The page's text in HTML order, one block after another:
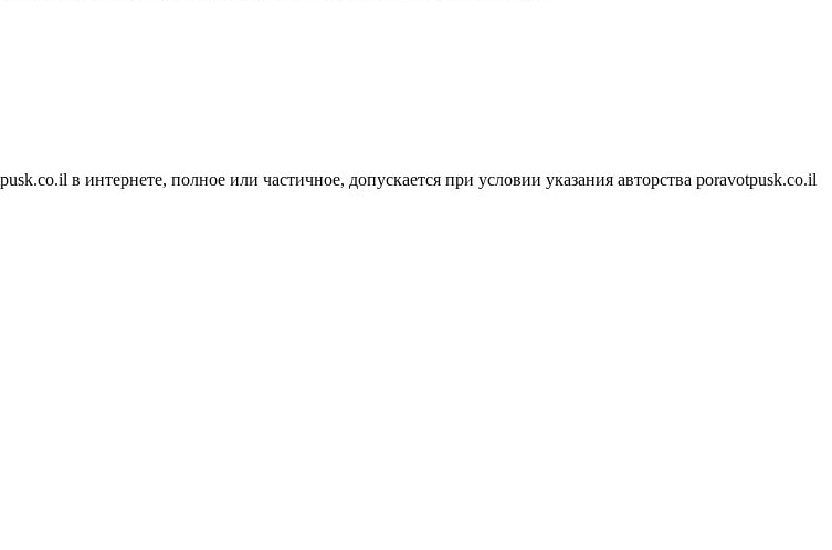
в интернете, полное или частичное, допускается при условии указания авторства poravotpusk.co.il